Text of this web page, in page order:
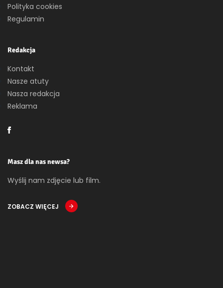
Polityka cookies
Regulamin
Redakcja
Kontakt
Nasze atuty
Nasza redakcja
Reklama
Masz dla nas newsa?
Wyślij nam zdjęcie lub film.
ZOBACZ WIĘCEJ